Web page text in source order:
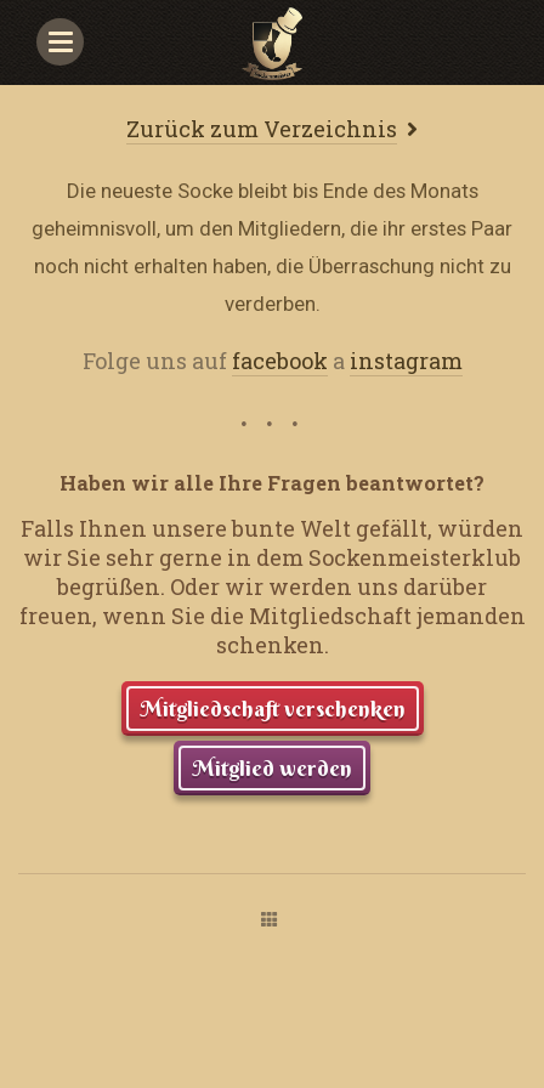
Navigace
Zurück zum Verzeichnis
Die neueste Socke bleibt bis Ende des Monats
geheimnisvoll, um den Mitgliedern, die ihr erstes Paar
noch nicht erhalten haben, die Überraschung nicht zu
verderben.
Folge uns auf facebook a instagram
Haben wir alle Ihre Fragen beantwortet?
Falls Ihnen unsere bunte Welt gefällt, würden
wir Sie sehr gerne in dem Sockenmeisterklub
begrüßen. Oder wir werden uns darüber
freuen, wenn Sie die Mitgliedschaft jemanden
schenken.
Mitgliedschaft verschenken
Mitglied werden